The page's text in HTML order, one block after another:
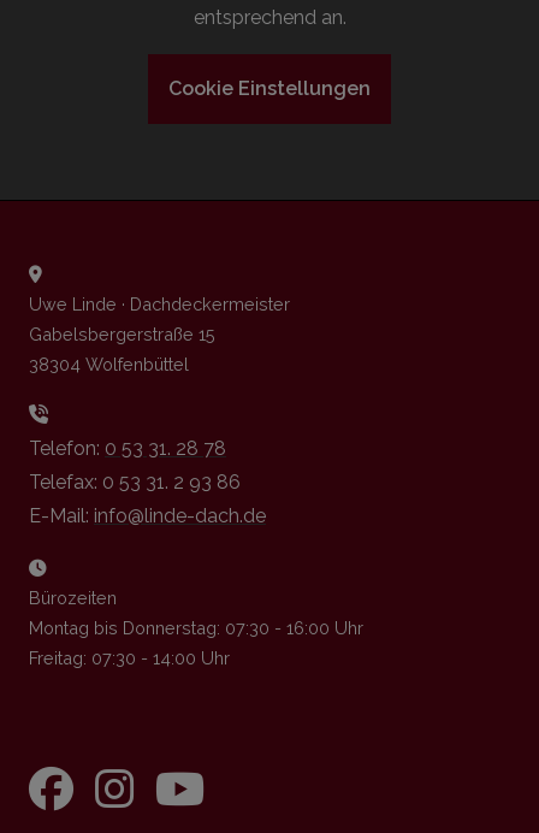
entsprechend an.
Cookie Einstellungen
Uwe Linde · Dachdeckermeister
Gabelsbergerstraße 15
38304 Wolfenbüttel
Telefon: 0 53 31. 28 78
Telefax: 0 53 31. 2 93 86
E-Mail: info@linde-dach.de
Bürozeiten
Montag bis Donnerstag: 07:30 - 16:00 Uhr
Freitag: 07:30 - 14:00 Uhr